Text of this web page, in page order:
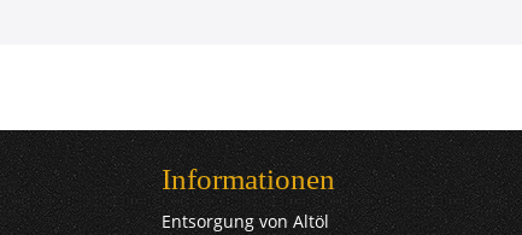
Informationen
Entsorgung von Altöl